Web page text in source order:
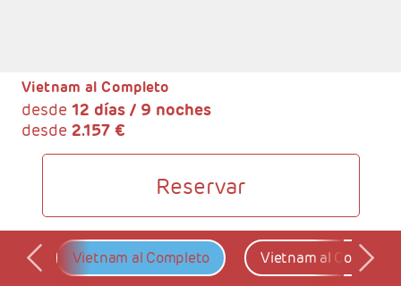
Vietnam al Completo
desde 12 días / 9 noches
desde 2.157 €
Reservar
Vietnam al Completo Vietnam al Completo